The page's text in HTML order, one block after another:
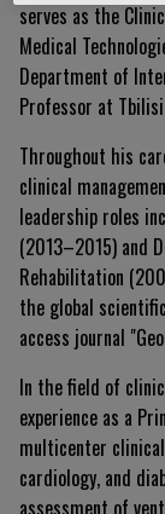
serves as the
Medical
Department of
Professor at
Throughout his
clinical
leadership roles
(2013–2015) and
Rehabilitation
the global
access journal
In the field of
experience as a
multicenter
cardiology, and
assessment of